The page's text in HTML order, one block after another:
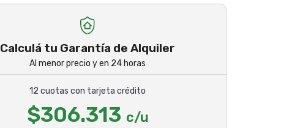
Calculá tu Garantía de Alquiler
Al menor precio y en 24 horas
12 cuotas con tarjeta crédito
$306.313 c/u